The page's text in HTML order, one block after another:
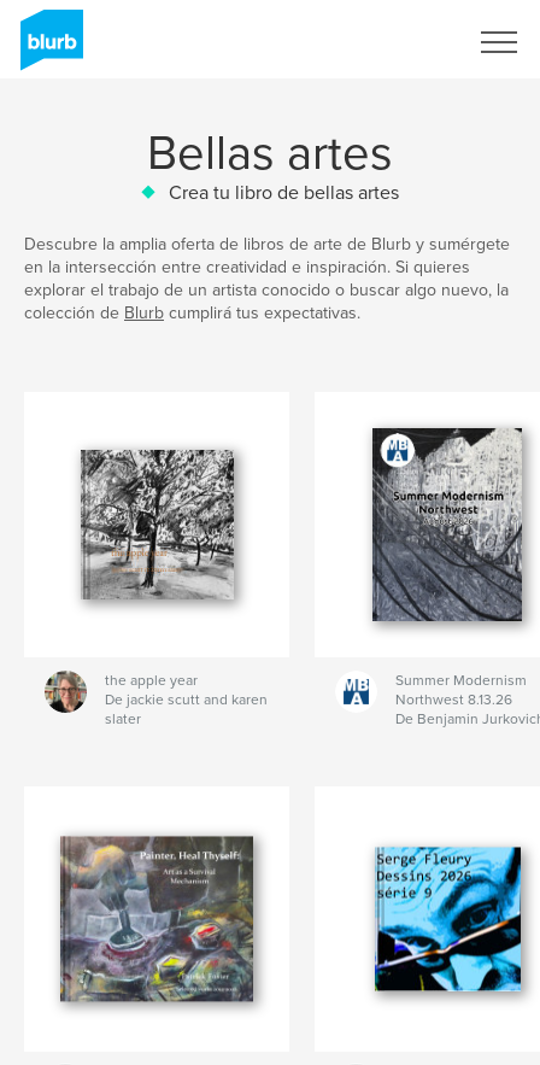
Bellas artes
Crea tu libro de bellas artes
Descubre la amplia oferta de libros de arte de Blurb y sumérgete
en la intersección entre creatividad e inspiración. Si quieres
explorar el trabajo de un artista conocido o buscar algo nuevo, la
colección de Blurb cumplirá tus expectativas.
the apple year
De jackie scutt and karen
slater
Summer Modernism
Northwest 8.13.26
De Benjamin